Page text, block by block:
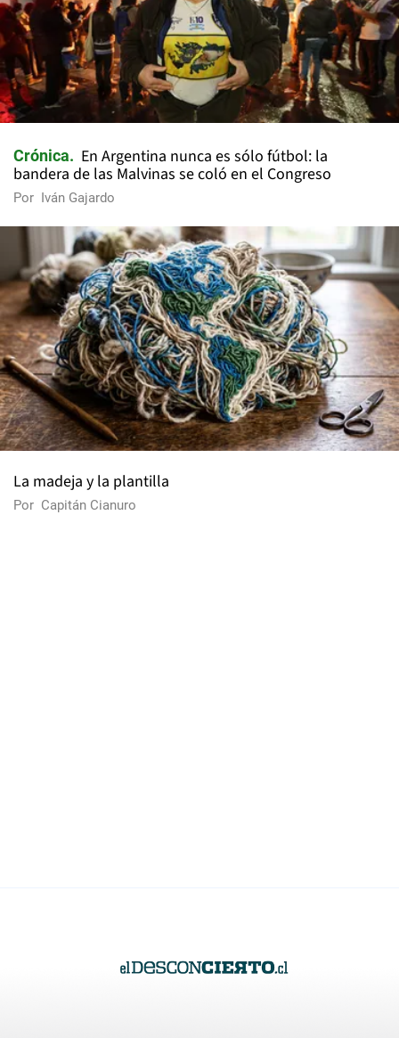
Crónica
En Argentina nunca es sólo fútbol: la
bandera de las Malvinas se coló en el Congreso
Por Iván Gajardo
La madeja y la plantilla
Por Capitán Cianuro